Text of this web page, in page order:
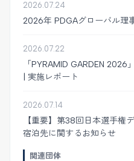
2026.07.24
2026年 PDGAグローバル理
2026.07.22
「PYRAMID GARDEN
| 実施レポート
2026.07.14
【重要】第38回日本選手権
宿泊先に関するお知らせ
関連団体